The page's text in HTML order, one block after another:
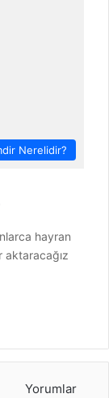
Nerelidir?
hayran
aktaracağız
Yorumlar